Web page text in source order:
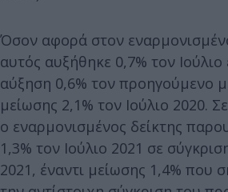
Όσον αφορά στον
αυτός αυξήθηκε 0,7% τον
αύξηση 0,6% τον προηγούμενο
μείωσης 2,1% τον Ιούλιο 2020.
ο εναρμονισμένος δείκτης
1,3% τον Ιούλιο 2021 σε
2021, έναντι μείωσης 1,4% που